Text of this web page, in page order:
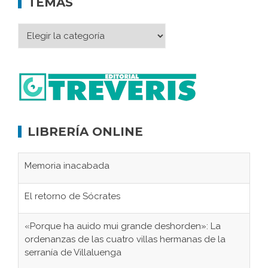
LIBRERÍA ONLINE
Memoria inacabada
El retorno de Sócrates
«Porque ha auido mui grande deshorden»: La
ordenanzas de las cuatro villas hermanas de la
serranía de Villaluenga